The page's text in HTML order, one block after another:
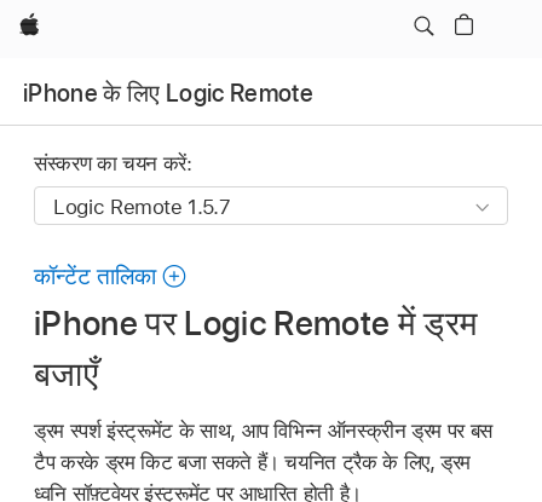
Apple
iPhone के लिए Logic Remote
संस्करण का चयन करें:
कॉन्टेंट तालिका
iPhone पर Logic Remote में ड्रम
बजाएँ
ड्रम स्पर्श इंस्ट्रूमेंट के साथ, आप विभिन्न ऑनस्क्रीन ड्रम पर बस
टैप करके ड्रम किट बजा सकते हैं। चयनित ट्रैक के लिए, ड्रम
ध्वनि सॉफ़्टवेयर इंस्ट्रूमेंट पर आधारित होती है।